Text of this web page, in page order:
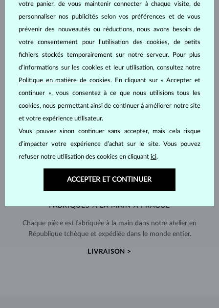
BIJOUX DEL'ATELIER KLENOTA
FABRIQUÉS À LA MAIN À PRAGUE
Chaque pièce est fabriquée à la main dans notre atelier en
République tchèque et expédiée dans le monde entier.
LIVRAISON >
votre panier, de vous maintenir connecter à chaque visite, de
personnaliser nos publicités selon vos préférences et de vous
prévenir des nouveautés ou réductions, nous avons besoin de
votre consentement pour l’utilisation des cookies, de petits
fichiers stockés temporairement sur notre serveur. Pour plus
d’informations sur les cookies et leur utilisation, consultez notre
Politique en matière de cookies. En cliquant sur « Accepter et
continuer », vous consentez à ce que nous utilisions tous les
cookies, nous permettant ainsi de continuer à améliorer notre site
et votre expérience utilisateur.
Vous pouvez sinon continuer sans accepter, mais cela risque
d’impacter votre expérience d’achat sur le site. Vous pouvez
refuser notre utilisation des cookies en cliquant ici.
ACCEPTER ET CONTINUER